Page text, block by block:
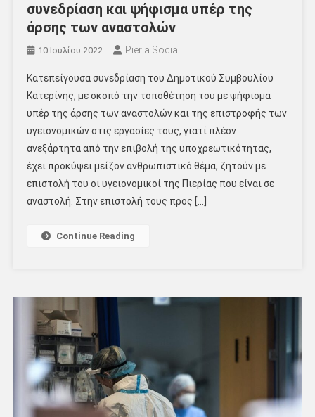
συνεδρίαση και ψήφισμα υπέρ της
άρσης των αναστολών
10 Ιουλίου 2022 Pieria Social
Κατεπείγουσα συνεδρίαση του Δημοτικού Συμβουλίου
Κατερίνης, με σκοπό την τοποθέτηση του με ψήφισμα
υπέρ της άρσης των αναστολών και της επιστροφής των
υγειονομικών στις εργασίες τους, γιατί πλέον
ανεξάρτητα από την επιβολή της υποχρεωτικότητας,
έχει προκύψει μείζον ανθρωπιστικό θέμα, ζητούν με
επιστολή του οι υγειονομικοί της Πιερίας που είναι σε
αναστολή. Στην επιστολή τους προς […]
Continue Reading